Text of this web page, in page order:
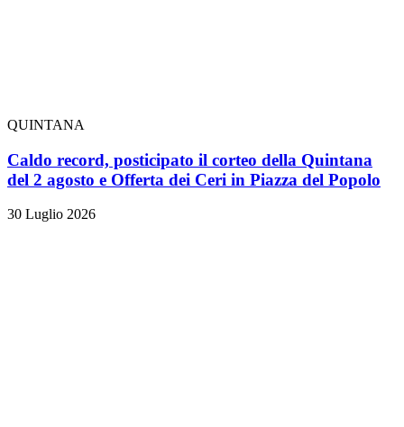
QUINTANA
Caldo record, posticipato il corteo della Quintana
del 2 agosto e Offerta dei Ceri in Piazza del Popolo
30 Luglio 2026